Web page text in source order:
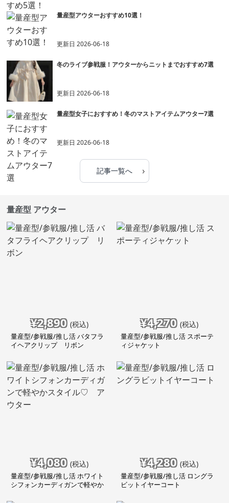
量産型アウターおすすめ10選！
更新日2026-06-18
冬のライブ参戦服！アウターからニットまでおすすめ7選
更新日2026-06-18
量産型女子におすすめ！冬のマストアイテムアウター7選
更新日2026-06-18
記事一覧へ ›
量産型 アウター
¥2,890 (税込)
量産型/参戦服/推し活 バタフラ
イヘアクリップ リボン
¥4,270 (税込)
量産型/参戦服/推し活 スポーテ
ィジャケット
¥4,080 (税込)
量産型/参戦服/推し活 ホワイト
シフォンカーディガンで軽やか
¥4,280 (税込)
量産型/参戦服/推し活 ロングラ
ビットイヤーコート